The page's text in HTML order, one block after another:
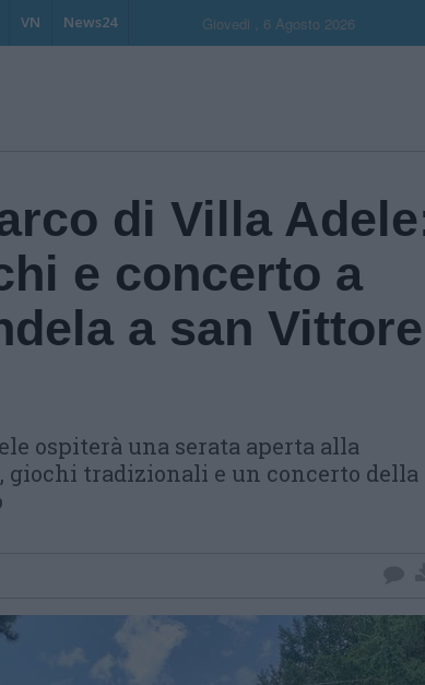
VN News24 Giovedi , 6 Agosto 2026
di Villa
e concerto a
a san Vittore
ospiterà una serata aperta alla
tradizionali e un concerto della